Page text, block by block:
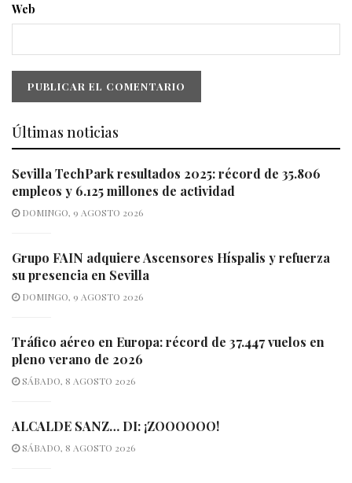
Web
Últimas noticias
Sevilla TechPark resultados 2025: récord de 35.806
empleos y 6.125 millones de actividad
DOMINGO, 9 AGOSTO 2026
Grupo FAIN adquiere Ascensores Híspalis y refuerza
su presencia en Sevilla
DOMINGO, 9 AGOSTO 2026
Tráfico aéreo en Europa: récord de 37.447 vuelos en
pleno verano de 2026
SÁBADO, 8 AGOSTO 2026
ALCALDE SANZ… DI: ¡ZOOOOOO!
SÁBADO, 8 AGOSTO 2026